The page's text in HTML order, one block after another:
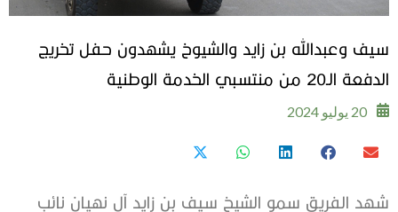
سيف وعبدالله بن زايد والشيوخ يشهدون حفل تخريج
الدفعة الـ20 من منتسبي الخدمة الوطنية
20 يوليو 2024
شهد الفريق سمو الشيخ سيف بن زايد آل نهيان نائب